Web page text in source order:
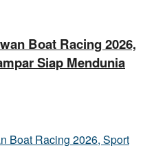
Boat Racing 2026,
Siap Mendunia